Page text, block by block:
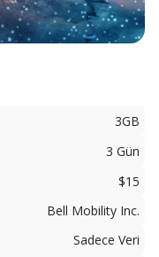
3GB
3 Gün
$15
Bell Mobility Inc.
Sadece Veri